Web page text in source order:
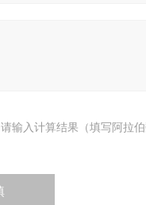
请输入计算结果（填写阿拉